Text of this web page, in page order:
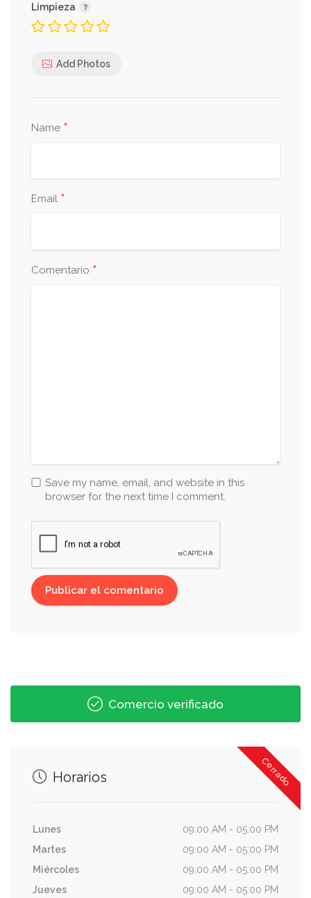
Limpieza
Add Photos
Name *
Email *
Comentario *
Save my name, email, and website in this
browser for the next time I comment.
Comercio verificado
Cerrado
Horarios
Lunes
09:00 AM - 05:00 PM
Martes
09:00 AM - 05:00 PM
Miércoles
09:00 AM - 05:00 PM
Jueves
09:00 AM - 05:00 PM